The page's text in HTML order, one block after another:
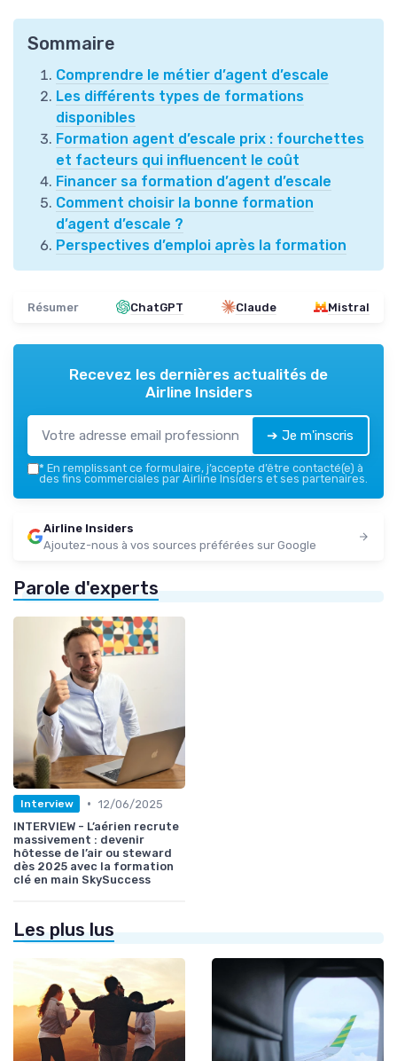
Sommaire
Comprendre le métier d’agent d’escale
Les différents types de formations
disponibles
Formation agent d’escale prix : fourchettes
et facteurs qui influencent le coût
Financer sa formation d’agent d’escale
Comment choisir la bonne formation
d’agent d’escale ?
Perspectives d’emploi après la formation
Résumer ChatGPT Claude Mistral
Recevez les dernières actualités de
Airline Insiders
➔ Je m'inscris
* En remplissant ce formulaire, j’accepte d’être contacté(e) à
des fins commerciales par Airline Insiders et ses partenaires.
Airline Insiders
Ajoutez-nous à vos sources préférées sur Google
Parole d'experts
Interview • 12/06/2025
INTERVIEW - L’aérien recrute
massivement : devenir
hôtesse de l’air ou steward
dès 2025 avec la formation
clé en main SkySuccess
Les plus lus